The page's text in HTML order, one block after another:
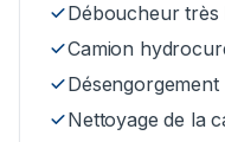
Déboucheur très
Camion
Désengorgement
Nettoyage de la